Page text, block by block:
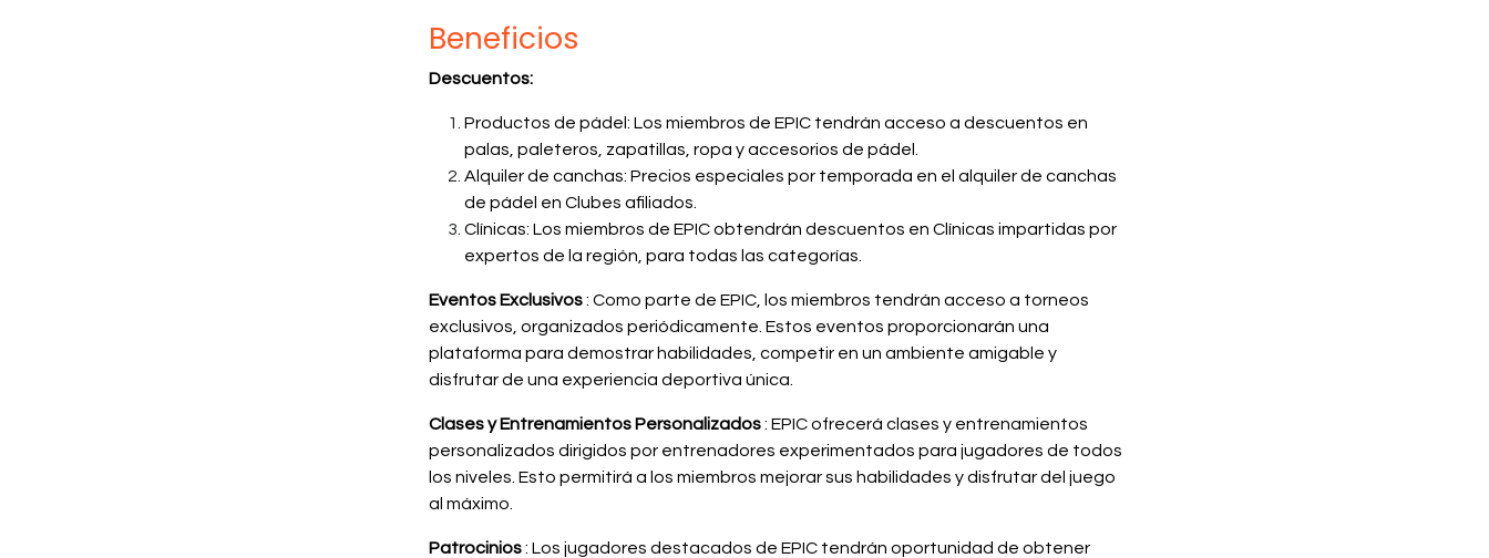
Beneficios
Descuentos:
Productos de pádel: Los miembros de EPIC tendrán acceso a descuentos en
palas, paleteros, zapatillas, ropa y accesorios de pádel.
Alquiler de canchas: Precios especiales por temporada en el alquiler de canchas
de pádel en Clubes afiliados.
Clínicas: Los miembros de EPIC obtendrán descuentos en Clínicas impartidas por
expertos de la región, para todas las categorías.
Eventos Exclusivos: Como parte de EPIC, los miembros tendrán acceso a torneos
exclusivos, organizados periódicamente. Estos eventos proporcionarán una
plataforma para demostrar habilidades, competir en un ambiente amigable y
disfrutar de una experiencia deportiva única.
Clases y Entrenamientos Personalizados: EPIC ofrecerá clases y entrenamientos
personalizados dirigidos por entrenadores experimentados para jugadores de todos
los niveles. Esto permitirá a los miembros mejorar sus habilidades y disfrutar del juego
al máximo.
Patrocinios: Los jugadores destacados de EPIC tendrán oportunidad de obtener